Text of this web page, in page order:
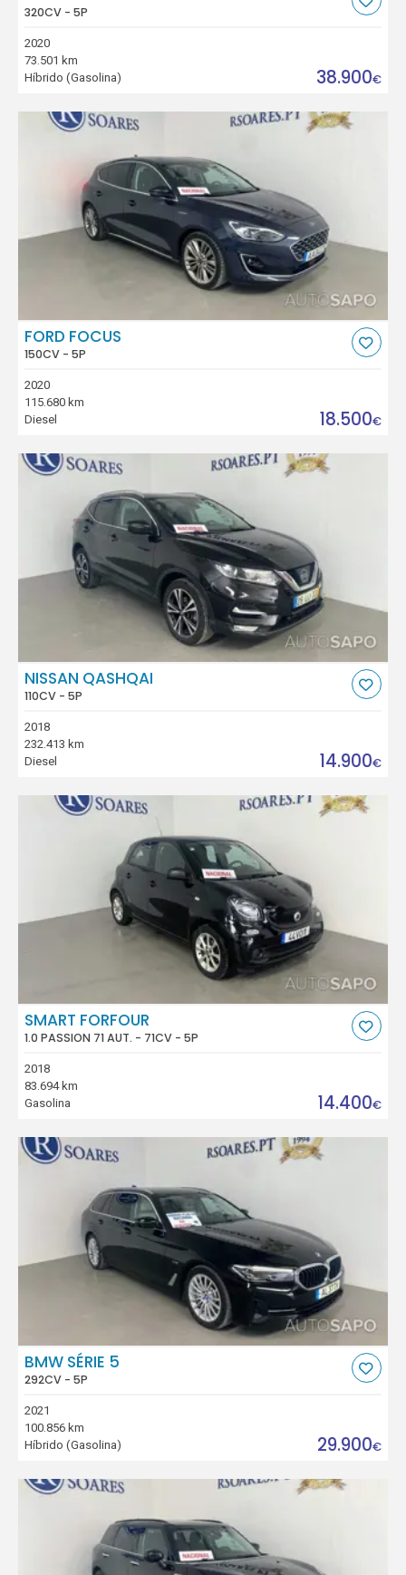
320CV - 5P
2020
73.501 km
Híbrido (Gasolina)
38.900€
FORD FOCUS
150CV - 5P
2020
115.680 km
Diesel
18.500€
NISSAN QASHQAI
110CV - 5P
2018
232.413 km
Diesel
14.900€
SMART FORFOUR
1.0 PASSION 71 AUT. - 71CV - 5P
2018
83.694 km
Gasolina
14.400€
BMW SÉRIE 5
292CV - 5P
2021
100.856 km
Híbrido (Gasolina)
29.900€